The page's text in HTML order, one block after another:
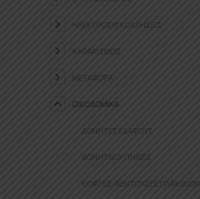
ΗΛΕΚΤΡΟΣΥΓΚΟΛΛΉΣΕΙΣ
ΚΑΘΑΡΙΣΜΌΣ
ΜΕΤΑΦΟΡΆ
ΟΙΚΟΔΟΜΙΚΆ
ΔΟΝΗΤΈΣ ΕΔΆΦΟΥΣ
ΔΟΝΗΤΙΚΟΊ ΠΉΧΕΙΣ
ΚΌΦΤΕΣ-ΒΕΝΤΟΎΖΕΣ ΠΛΑΚΙΔΊΩΝ